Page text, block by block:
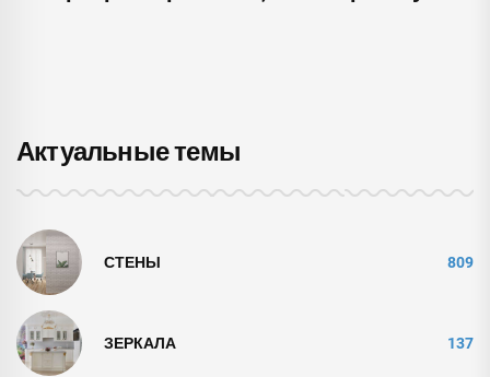
Актуальные темы
СТЕНЫ 809
ЗЕРКАЛА 137